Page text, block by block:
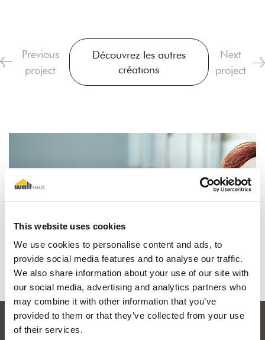
This website uses cookies
We use cookies to personalise content and ads, to
provide social media features and to analyse our traffic.
We also share information about your use of our site with
our social media, advertising and analytics partners who
may combine it with other information that you’ve
provided to them or that they’ve collected from your use
of their services.
Previous
project
Découvrez les autres
créations
Next
project
Découvrir pourquoi